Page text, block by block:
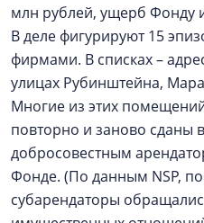
млн рублей, ущерб Фонду
В деле фигурируют 15
фирмами. В списках –
улицах Рубинштейна,
Многие из этих
повторно и заново сданы
добросовестным
Фонде. (По данным NSP,
субарендаторы